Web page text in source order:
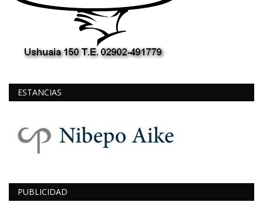
ESTANCIAS
PUBLICIDAD